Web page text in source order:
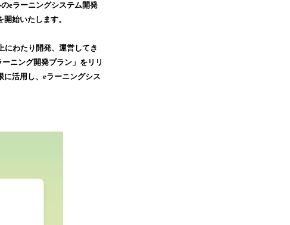
eラーニングシステム開発
始いたします。
にわたり開発、運営してき
ニング開発プラン」をリリ
活用し、eラーニングシス